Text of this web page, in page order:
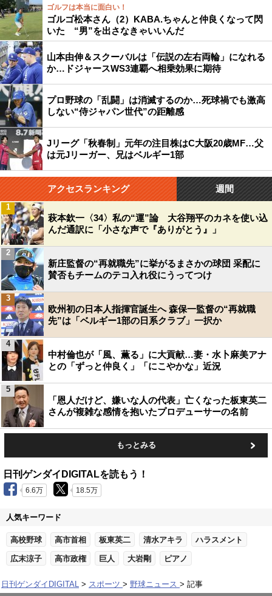
ゴルフは本当に面白い！
ゴルゴ松本さん（2）KABA.ちゃんと仲良くなって閃
いた “男”を出さなきゃいいんだ
山本由伸＆スクーバルは「伝説の左右両輪」になれる
か…ドジャースWS3連覇へ相乗効果に期待
プロ野球の「乱闘」は消滅するのか…死球禍でも激高
しない“侍ジャパン世代”の距離感
Jリーグ「秋春制」元年の注目株はC大阪20歳MF…父
は元Jリーガー、兄はベルギー1部
アクセスランキング 週間
萩本欽一〈34〉私の“運”論 大谷翔平のカネを使い込
んだ通訳に「小さな声で『ありがとう』」
1
新庄監督の“再就職先”に挙がるまさかの球団 采配に
賛否もチームのテコ入れ役にうってつけ
2
欧州初の日本人指揮官誕生へ 森保一監督の“再就職
先”は「ベルギー1部の日系クラブ」一択か
3
中村倫也が「風、薫る」に大貢献…妻・水卜麻美アナ
との「ずっと仲良く」「にこやかな」近況
4
「恩人だけど、嫌いな人の代表」亡くなった板東英二
さんが複雑な感情を抱いたプロデューサーの名前
5
もっとみる
日刊ゲンダイDIGITALを読もう！
6.6万 18.5万
人気キーワード
高校野球 高市首相 板東英二 清水アキラ ハラスメント
広末涼子 高市政権 巨人 大岩剛 ピアノ
日刊ゲンダイDIGITAL スポーツ 野球ニュース 記事